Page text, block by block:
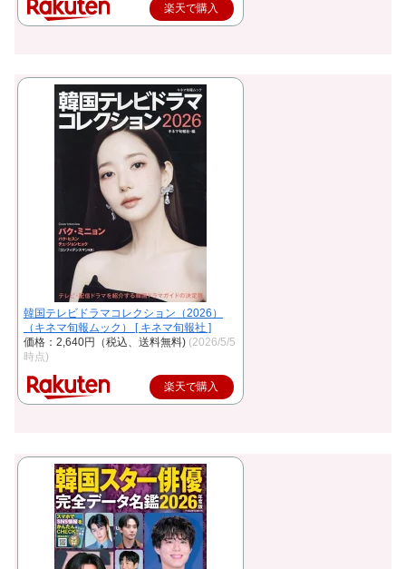
楽天で購入
韓国テレビドラマコレクション（2026）
（キネマ旬報ムック） [ キネマ旬報社 ]
価格：2,640円（税込、送料無料) (2026/5/5
時点)
楽天で購入